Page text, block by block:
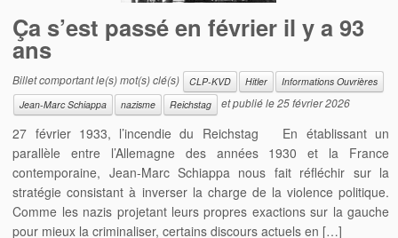
Ça s’est passé en février il y a 93
ans
Billet comportant le(s) mot(s) clé(s) CLP-KVD Hitler
Informations Ouvrières
Jean-Marc Schiappa
nazisme Reichstag et publié le25 février 2026
27 février 1933, l’incendie du Reichstag En établissant un
parallèle entre l’Allemagne des années 1930 et la France
contemporaine, Jean-Marc Schiappa nous fait réfléchir sur la
stratégie consistant à inverser la charge de la violence politique.
Comme les nazis projetant leurs propres exactions sur la gauche
pour mieux la criminaliser, certains discours actuels en […]